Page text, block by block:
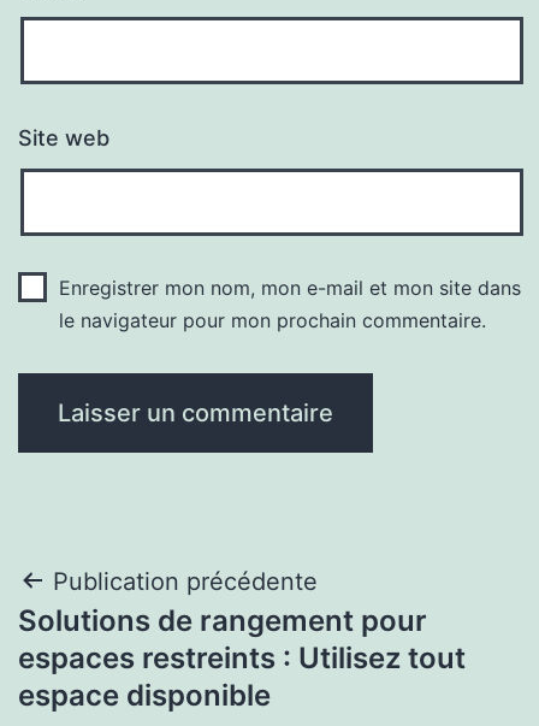
Site web
Enregistrer mon nom, mon e-mail et mon site dans
le navigateur pour mon prochain commentaire.
Navigation
de
l’article
Publication précédente
Solutions de rangement pour
espaces restreints : Utilisez tout
espace disponible